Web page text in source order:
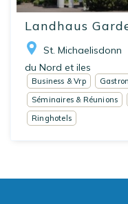
Landhaus
St. Michaelisdonn
du Nord et iles
Business & Vrp
Séminaires & Réunions
Ringhotels